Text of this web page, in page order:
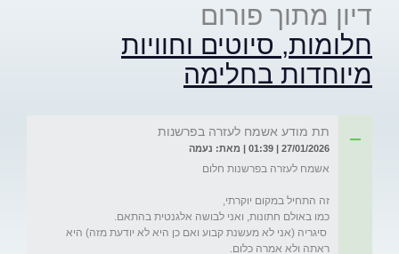
דיון מתוך פורום
חלומות, סיוטים וחוויות
מיוחדות בחלימה
תת מודע אשמח לעזרה בפרשנות
27/01/2026 | 01:39 | מאת: נעמה
סיגריה (אני לא מעשנת קבוע ואם כן היא לא יודעת מזה) היא